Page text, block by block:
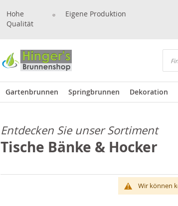
Hohe
Qualität
Eigene Produktion
Gartenbrunnen Springbrunnen Dekoration
Entdecken Sie unser Sortiment
Tische Bänke & Hocker
Wir können